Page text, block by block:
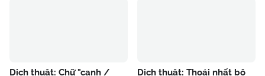
Dịch thuật: Chữ "canh /
Dịch thuật: Thoái nhất bộ